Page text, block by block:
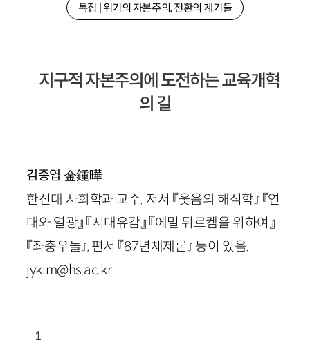
특집 | 위기의 자본주의, 전환의 계기들
지구적 자본주의에 도전하는 교육개혁
의 길
김종엽 金鍾曄
한신대 사회학과 교수. 저서 『웃음의 해석학』 『연
대와 열광』 『시대유감』 『에밀 뒤르켐을 위하여』
『좌충우돌』, 편서 『87년체제론』 등이 있음.
jykim@hs.ac.kr
1